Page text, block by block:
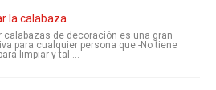
la calabaza
calabazas de decoración es una gran
para cualquier persona que:-No tiene
limpiar y tal ...